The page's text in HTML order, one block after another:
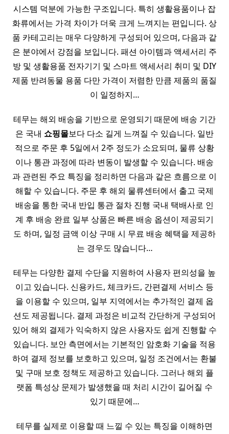
시스템 덕분에 가능한 구조입니다. 특히 생활용품이나 잡
화류에서는 가격 차이가 더욱 크게 느껴지는 편입니다. 상
품 카테고리는 매우 다양하게 구성되어 있으며, 다음과 같
은 분야에서 강점을 보입니다. 패션 아이템과 액세서리 주
방 및 생활용품 전자기기 및 스마트 액세서리 취미 및 DIY
제품 반려동물 용품 다만 가격이 저렴한 만큼 제품의 품질
이 일정하지…
테무는 해외 배송을 기반으로 운영되기 때문에 배송 기간
은 국내 쇼핑몰보다 다소 길게 느껴질 수 있습니다. 일반
적으로 주문 후 5일에서 2주 정도가 소요되며, 물류 상황
이나 통관 과정에 따라 변동이 발생할 수 있습니다. 배송
과 관련된 주요 특징을 정리하면 다음과 같은 흐름으로 이
해할 수 있습니다. 주문 후 해외 물류센터에서 출고 국제
배송을 통한 국내 반입 통관 절차 진행 국내 택배사로 인
계 후 배송 완료 일부 상품은 빠른 배송 옵션이 제공되기
도 하며, 일정 금액 이상 구매 시 무료 배송 혜택을 제공하
는 경우도 많습니다…
테무는 다양한 결제 수단을 지원하여 사용자 편의성을 높
이고 있습니다. 신용카드, 체크카드, 간편결제 서비스 등
을 이용할 수 있으며, 일부 지역에서는 추가적인 결제 옵
션도 제공됩니다. 결제 과정은 비교적 간단하게 구성되어
있어 해외 결제가 익숙하지 않은 사용자도 쉽게 진행할 수
있습니다. 보안 측면에서는 기본적인 암호화 기술을 적용
하여 결제 정보를 보호하고 있으며, 일정 조건에서는 환불
및 구매 보호 정책도 제공하고 있습니다. 그러나 해외 플
랫폼 특성상 문제가 발생했을 때 처리 시간이 길어질 수
있기 때문에…
테무를 실제로 이용할 때 느낄 수 있는 특징을 이해하면